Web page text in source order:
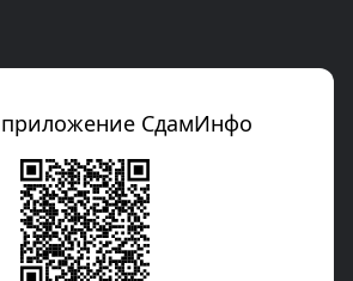
СдамИнфо